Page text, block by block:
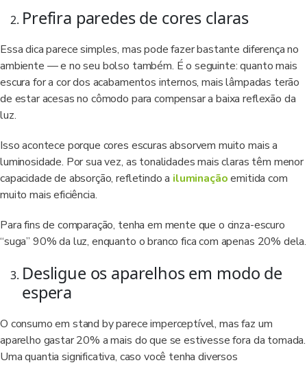
Prefira paredes de cores claras
Essa dica parece simples, mas pode fazer bastante diferença no
ambiente — e no seu bolso também. É o seguinte: quanto mais
escura for a cor dos acabamentos internos, mais lâmpadas terão
de estar acesas no cômodo para compensar a baixa reflexão da
luz.
Isso acontece porque cores escuras absorvem muito mais a
luminosidade. Por sua vez, as tonalidades mais claras têm menor
capacidade de absorção, refletindo a iluminaçãoemitida com
muito mais eficiência.
Para fins de comparação, tenha em mente que o cinza-escuro
“suga” 90% da luz, enquanto o branco fica com apenas 20% dela.
Desligue os aparelhos em modo de
espera
O consumo em stand by parece imperceptível, mas faz um
aparelho gastar 20% a mais do que se estivesse fora da tomada.
Uma quantia significativa, caso você tenha diversos